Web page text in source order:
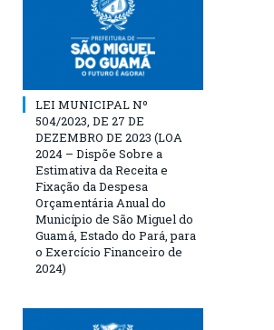
LEI MUNICIPAL Nº
504/2023, DE 27 DE
DEZEMBRO DE 2023 (LOA
2024 – Dispõe Sobre a
Estimativa da Receita e
Fixação da Despesa
Orçamentária Anual do
Município de São Miguel do
Guamá, Estado do Pará, para
o Exercício Financeiro de
2024)